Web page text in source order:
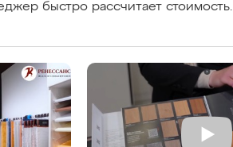
быстро рассчитает стоимость.